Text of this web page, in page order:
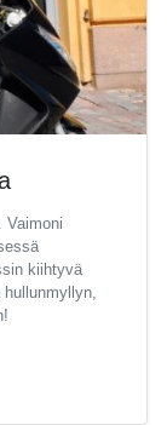
Vaimoni
kiihtyvä